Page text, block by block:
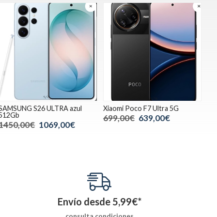
S26 ULTRA azul
1069,00€
Xiaomi Poco F7 Ultra 5G
699,00€ 639,00€
Envío desde 5,99€*